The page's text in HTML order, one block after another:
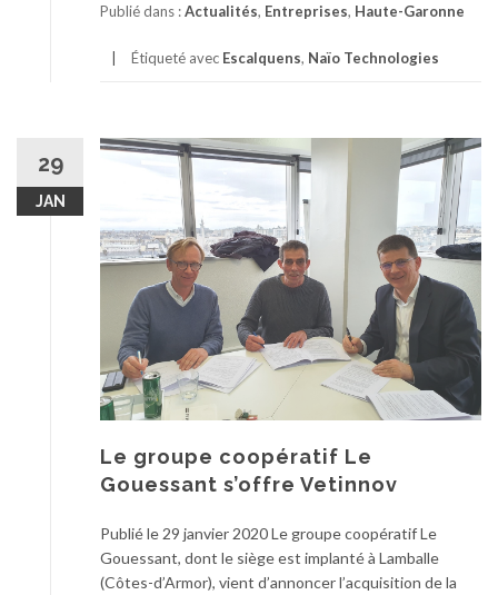
Publié dans :Actualités, Entreprises, Haute-Garonne
Étiqueté avec Escalquens, Naïo Technologies
29
JAN
Le groupe coopératif Le
Gouessant s’offre Vetinnov
Publié le 29 janvier 2020 Le groupe coopératif Le
Gouessant, dont le siège est implanté à Lamballe
(Côtes-d’Armor), vient d’annoncer l’acquisition de la